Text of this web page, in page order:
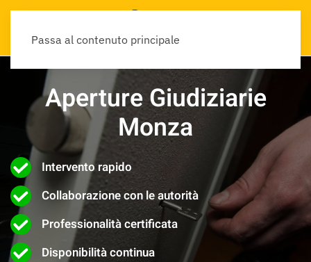
Passa al contenuto principale
Aperture Giudiziarie
Monza
Intervento rapido
Collaborazione con le autorità
Professionalità certificata
Disponibilità continua